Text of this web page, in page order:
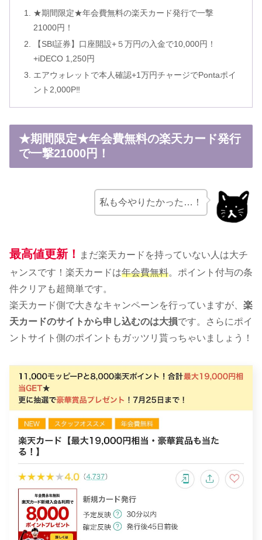
★期間限定★年会費無料の楽天カード発行で一撃
21000円！
【SBI証券】口座開設+５万円の入金で10,000円！
+iDECO 1,250円
エアウォレットで本人確認+1万円チャージでPontaポイ
ント2,000P‼
★期間限定★年会費無料の楽天カード発行
で一撃21000円！
私も今やりたかった…！
最高値更新！
まだ楽天カードを持っていない人は大チ
ャンスです！楽天カードは年会費無料。ポイント付与の条
件クリアも超簡単です。
楽天カード側で大きなキャンペーンを行っていますが、 楽
天カードのサイトから申し込むのは大損です。さらにポイ
ントサイト側のポイントもガッツリ貰っちゃいましょう！